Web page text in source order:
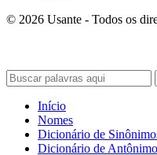
© 2026 Usante - Todos os
Início
Nomes
Dicionário de
Dicionário de